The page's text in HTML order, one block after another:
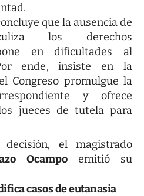
que la ausencia de
los derechos
en dificultades al
ende, insiste en la
Congreso promulgue la
y ofrece
jueces de tutela para
el magistrado
Ocampoemitió su
casos de eutanasia